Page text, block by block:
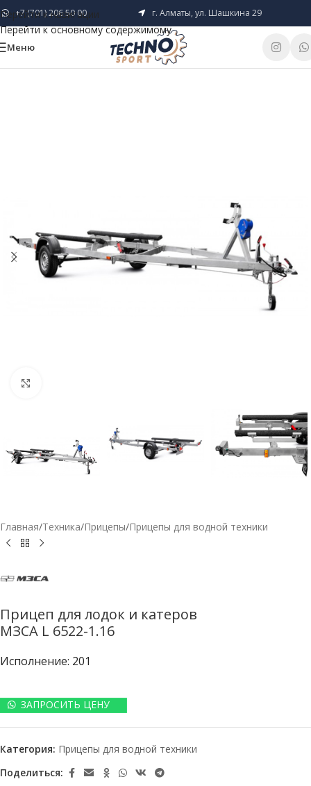
Перейти к навигации
Перейти к основному содержимому
+7 (701) 206 50 00 г. Алматы, ул. Шашкина 29
Меню
Главная/Техника/Прицепы/Прицепы для водной техники
Прицеп для лодок и катеров
МЗСА L 6522-1.16
Исполнение: 201
ЗАПРОСИТЬ ЦЕНУ
Категория: Прицепы для водной техники
Поделиться: